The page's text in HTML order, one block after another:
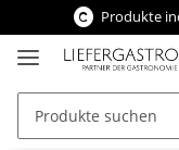
Produkte